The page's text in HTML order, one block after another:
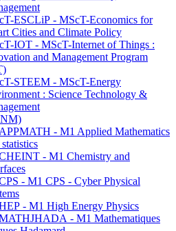
ESCLiP - MScT-Economics for
Cities and Climate Policy
IOT - MScT-Internet of Things :
and Management Program
STEEM - MScT-Energy
: Science Technology &
- M1 Applied Mathematics
- M1 Chemistry and
- M1 CPS - Cyber Physical
- M1 High Energy Physics
- M1 Mathematiques